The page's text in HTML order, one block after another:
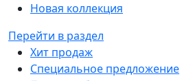
Новая коллекция
Перейти в раздел
Хит продаж
Специальное предложение